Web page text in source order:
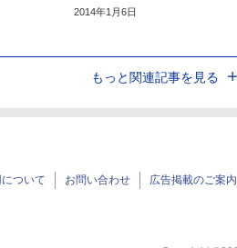
2014年1月6日
もっと関連記事を見る
ついて お問い合わせ 広告掲載のご案内